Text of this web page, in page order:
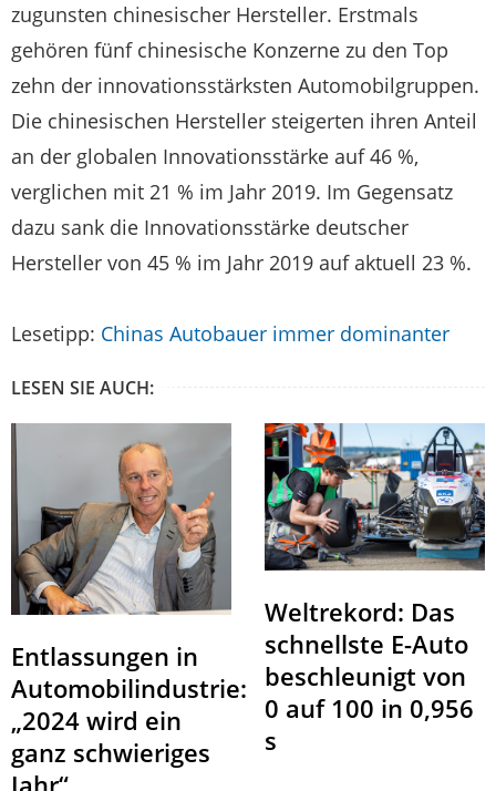
zugunsten chinesischer Hersteller. Erstmals
gehören fünf chinesische Konzerne zu den Top
zehn der innovationsstärksten Automobilgruppen.
Die chinesischen Hersteller steigerten ihren Anteil
an der globalen Innovationsstärke auf 46 %,
verglichen mit 21 % im Jahr 2019. Im Gegensatz
dazu sank die Innovationsstärke deutscher
Hersteller von 45 % im Jahr 2019 auf aktuell 23 %.
Lesetipp: Chinas Autobauer immer dominanter
LESEN SIE AUCH:
Entlassungen in
Automobilindustrie:
„2024 wird ein
ganz schwieriges
Weltrekord: Das
schnellste E-Auto
beschleunigt von
0 auf 100 in 0,956
s